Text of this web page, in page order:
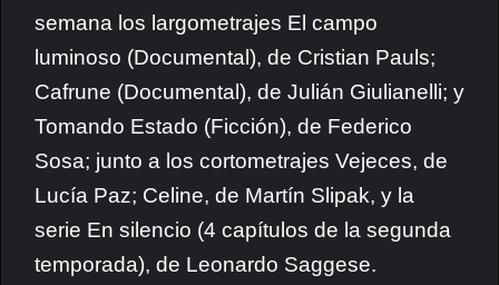
semana los largometrajes El campo
luminoso (Documental), de Cristian Pauls;
Cafrune (Documental), de Julián Giulianelli; y
Tomando Estado (Ficción), de Federico
Sosa; junto a los cortometrajes Vejeces, de
Lucía Paz; Celine, de Martín Slipak, y la
serie En silencio (4 capítulos de la segunda
temporada), de Leonardo Saggese.